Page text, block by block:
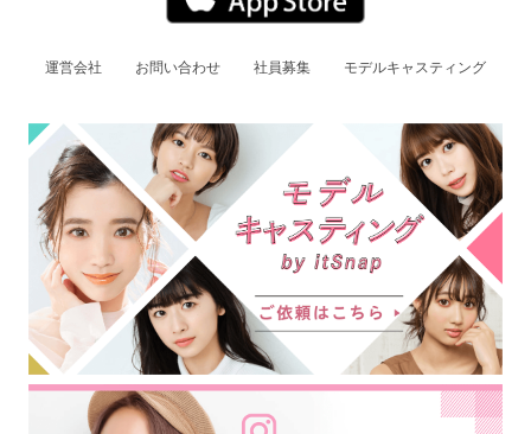
運営会社 お問い合わせ 社員募集 モデルキャスティング